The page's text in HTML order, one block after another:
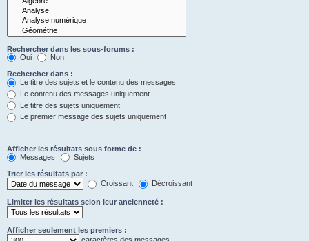
Rechercher dans les sous-forums :
Oui
Non
Rechercher dans :
Le titre des sujets et le contenu des messages
Le contenu des messages uniquement
Le titre des sujets uniquement
Le premier message des sujets uniquement
Afficher les résultats sous forme de :
Messages
Sujets
Trier les résultats par :
Croissant
Décroissant
Limiter les résultats selon leur ancienneté :
Afficher seulement les premiers :